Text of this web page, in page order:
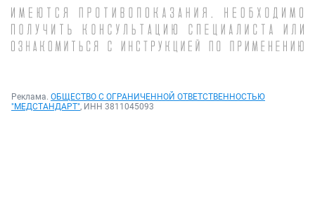
Реклама. ОБЩЕСТВО С ОГРАНИЧЕННОЙ ОТВЕТСТВЕННОСТЬЮ
"МЕДСТАНДАРТ", ИНН 3811045093